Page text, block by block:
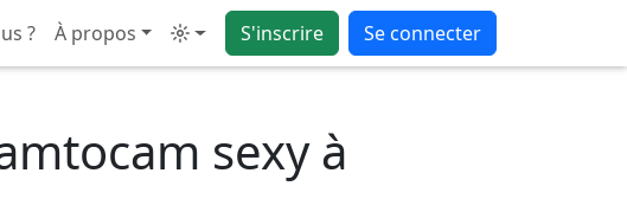
? À propos Mode S'inscrire Se connecter
sexy à